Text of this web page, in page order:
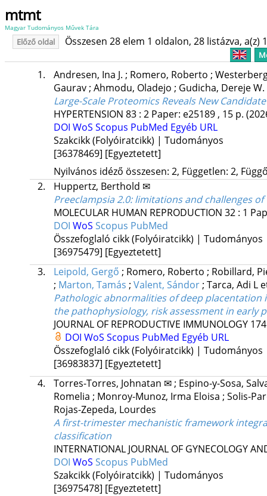
mtmt
Magyar Tudományos Művek Tára
Előző oldal Összesen 28 elem 1 oldalon, 28 listázva, a(z)
1. Andresen, Ina J. ; Romero, Roberto ;
Gaurav; Ahmodu, Oladejo ; Gudicha, Dereje W.
Large-Scale Proteomics Reveals New
HYPERTENSION 83: 2 Paper: e25189 , 15 p.
DOI WoS Scopus PubMed Egyéb URL
Szakcikk (Folyóiratcikk) | Tudományos
[36378469] [Egyeztetett]
Nyilvános idéző összesen: 2, Független: 2,
2.
Huppertz, Berthold ✉
Preeclampsia 2.0: limitations and challenges
MOLECULAR HUMAN REPRODUCTION 32: 1
DOI WoS Scopus PubMed
Összefoglaló cikk (Folyóiratcikk) | Tudományos
[36975479] [Egyeztetett]
3.
Leipold, Gergő ; Romero, Roberto ; Robillard,
; Marton, Tamás ; Valent, Sándor; Tarca, Adi L
Pathologic abnormalities of deep
the pathophysiology, risk assessment in early
JOURNAL OF REPRODUCTIVE IMMUNOLOGY 174
DOI WoS Scopus PubMed Egyéb URL
Összefoglaló cikk (Folyóiratcikk) | Tudományos
[36983837] [Egyeztetett]
4.
Torres-Torres, Johnatan ✉; Espino-y-Sosa,
Romelia ; Monroy-Munoz, Irma Eloisa ; Solis-
Rojas-Zepeda, Lourdes
A first-trimester mechanistic framework
classification
INTERNATIONAL JOURNAL OF GYNECOLOGY
DOI WoS Scopus PubMed
Szakcikk (Folyóiratcikk) | Tudományos
[36975478] [Egyeztetett]